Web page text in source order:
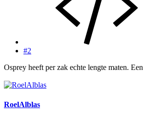
#2
Osprey heeft per zak echte lengte maten.
RoelAlblas